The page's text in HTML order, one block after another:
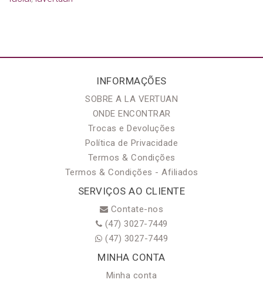
INFORMAÇÕES
SOBRE A LA VERTUAN
ONDE ENCONTRAR
Trocas e Devoluções
Política de Privacidade
Termos & Condições
Termos & Condições - Afiliados
SERVIÇOS AO CLIENTE
Contate-nos
(47) 3027-7449
(47) 3027-7449
MINHA CONTA
Minha conta